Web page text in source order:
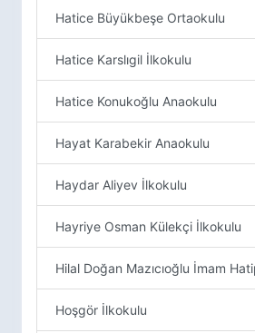
Hatice Büyükbeşe Ortaokulu
Hatice Karslıgil İlkokulu
Hatice Konukoğlu Anaokulu
Hayat Karabekir Anaokulu
Haydar Aliyev İlkokulu
Hayriye Osman Külekçi İlkokulu
Hilal Doğan Mazıcıoğlu İmam
Hoşgör İlkokulu